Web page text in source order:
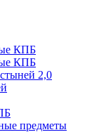
КПБ
КПБ
2,0
предметы